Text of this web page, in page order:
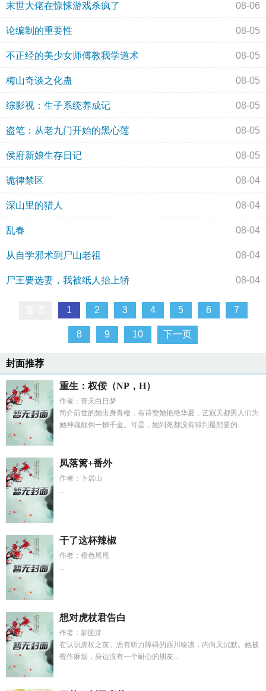
末世大佬在惊悚游戏杀疯了 08-06
论编制的重要性 08-05
不正经的美少女师傅教我学道术 08-05
梅山奇谈之化蛊 08-05
综影视：生子系统养成记 08-05
盗笔：从老九门开始的黑心莲 08-05
侯府新娘生存日记 08-05
诡律禁区 08-04
深山里的猎人 08-04
乱春 08-04
从自学邪术到尸山老祖 08-04
尸王要选妻，我被纸人抬上轿 08-04
1 2 3 4 5 6 7
8 9 10 下一页
封面推荐
重生：权佞（NP，H）
作者：青天白日梦
简介前世的她出身青楼，有诗赞她艳绝华夏，艺冠天都男人们为
她神魂颠倒一掷千金。可是，她到死都没有得到最想要的...
凤落篱+番外
作者：卜居山
...
干了这杯辣椒
作者：橙色尾尾
...
想对虎杖君告白
作者：郝困芽
在认识虎杖之前。患有听力障碍的西川绘凛，内向又沉默。她被
视作麻烦，身边没有一个耐心的朋友...